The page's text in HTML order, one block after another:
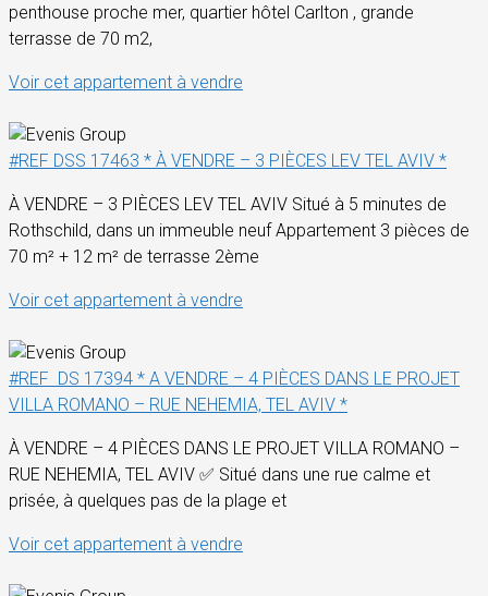
penthouse proche mer, quartier hôtel Carlton , grande
terrasse de 70 m2,
Voir cet appartement à vendre
#REF DSS 17463 * À VENDRE – 3 PIÈCES LEV TEL AVIV *
À VENDRE – 3 PIÈCES LEV TEL AVIV Situé à 5 minutes de
Rothschild, dans un immeuble neuf Appartement 3 pièces de
70 m² + 12 m² de terrasse 2ème
Voir cet appartement à vendre
#REF DS 17394 * A VENDRE – 4 PIÈCES DANS LE PROJET
VILLA ROMANO – RUE NEHEMIA, TEL AVIV *
À VENDRE – 4 PIÈCES DANS LE PROJET VILLA ROMANO –
RUE NEHEMIA, TEL AVIV ✅ Situé dans une rue calme et
prisée, à quelques pas de la plage et
Voir cet appartement à vendre